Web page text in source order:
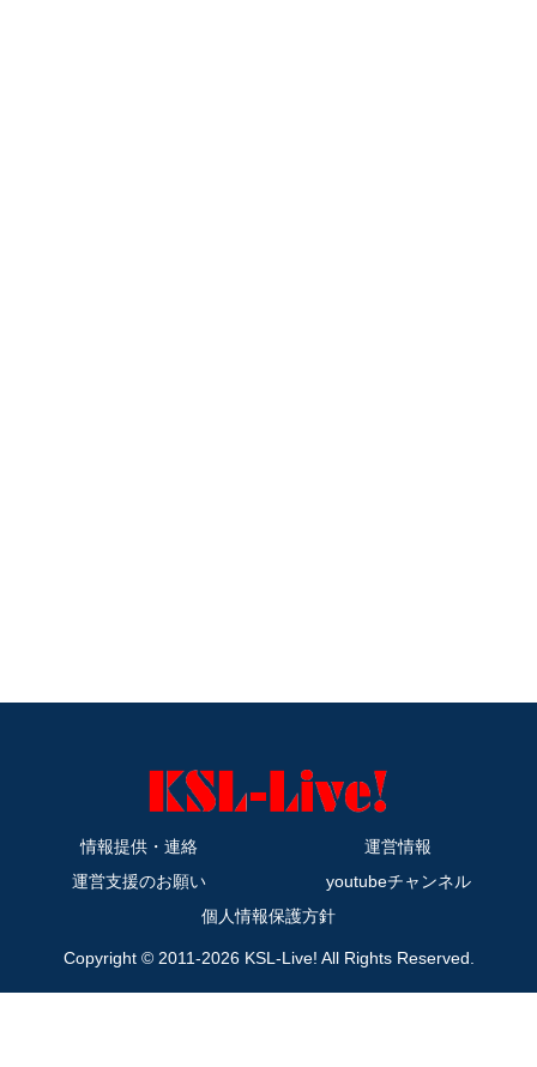
情報提供・連絡
運営情報
運営支援のお願い
youtubeチャンネル
個人情報保護方針
Copyright © 2011-2026 KSL-Live! All Rights Reserved.